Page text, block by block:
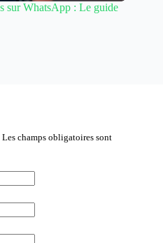
sur WhatsApp : Le guide
Les champs obligatoires sont